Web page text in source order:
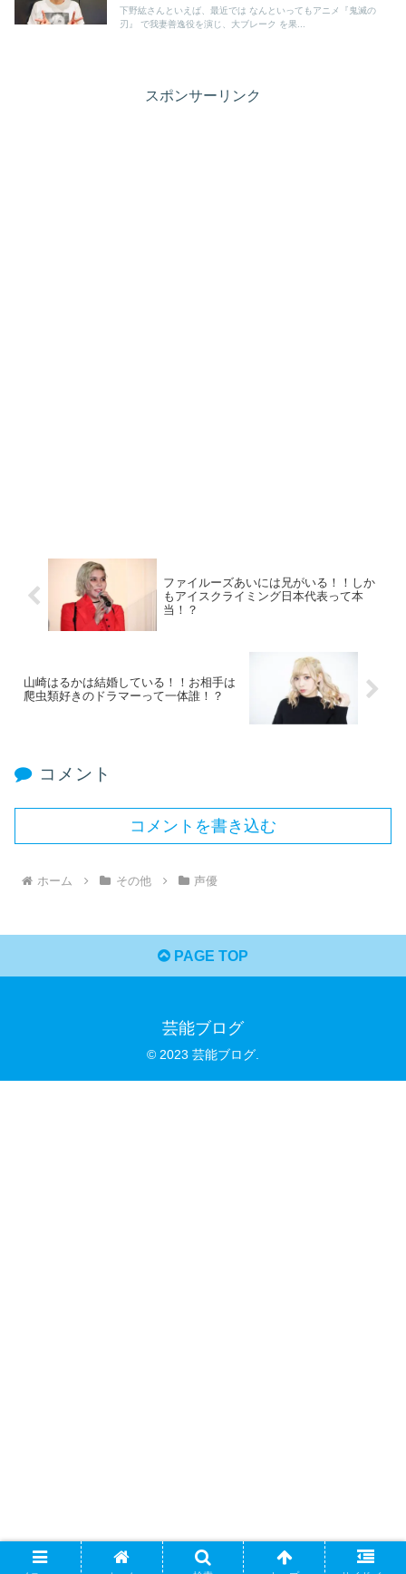
下野紘さんといえば、最近では なんといってもアニメ『鬼滅の
刃』 で我妻善逸役を演じ、大ブレーク を果...
スポンサーリンク
ファイルーズあいには兄がいる！！しか
もアイスクライミング日本代表って本
当！？
山崎はるかは結婚している！！お相手は
爬虫類好きのドラマーって一体誰！？
コメント
コメントを書き込む
ホーム その他 声優
PAGE TOP
芸能ブログ
© 2023 芸能ブログ.